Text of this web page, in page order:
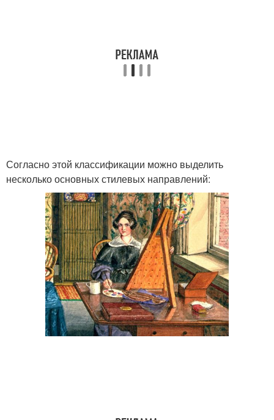
Согласно этой классификации можно выделить
несколько основных стилевых направлений: